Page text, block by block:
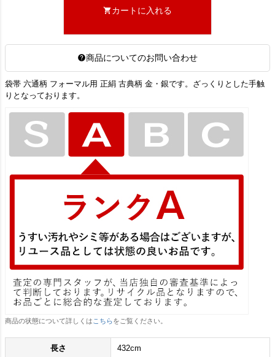
カートに入れる
商品についてのお問い合わせ
袋帯 六通柄 フォーマル用 正絹 古典柄 金・銀です。ざっくりとした手触
りとなっております。
商品の状態について詳しくは こちらをご覧ください。
長さ 432cm